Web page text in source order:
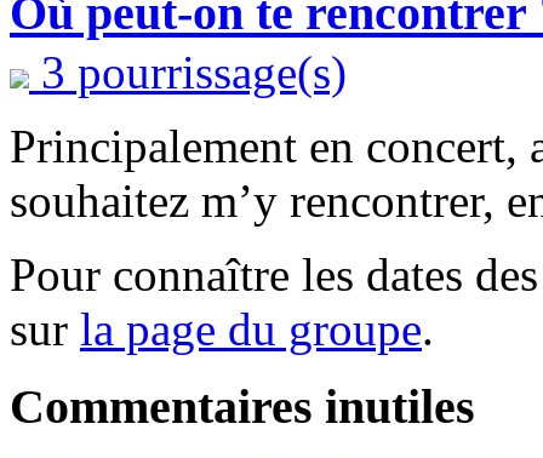
Où peut-on te rencontrer
3 pourrissage(s)
Principalement en concert,
souhaitez m’y rencontrer,
Pour connaître les dates
sur la page du groupe.
Commentaires inutiles